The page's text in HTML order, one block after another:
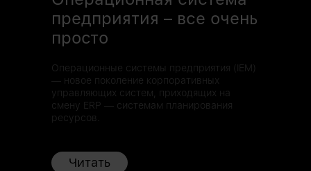
предприятия – все очень
просто
Операционные системы предприятия (IEM)
— новое поколение корпоративных
управляющих систем, приходящих на
смену ERP — системам планирования
ресурсов.
Читать